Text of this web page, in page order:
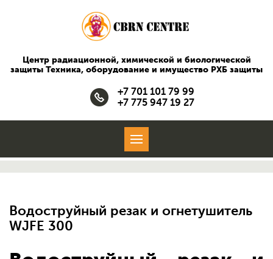
Центр радиационной, химической и биологической
защиты Техника, оборудование и имущество РХБ защиты
+7 701 101 79 99
+7 775 947 19 27
Водоструйный резак и огнетушитель
WJFE 300